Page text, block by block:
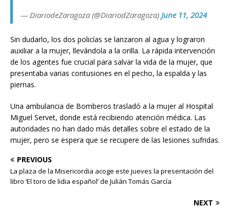
— DiariodeZaragoza (@DiariodZaragoza) June 11, 2024
Sin dudarlo, los dos policías se lanzaron al agua y lograron
auxiliar a la mujer, llevándola a la orilla. La rápida intervención
de los agentes fue crucial para salvar la vida de la mujer, que
presentaba varias contusiones en el pecho, la espalda y las
piernas.
Una ambulancia de Bomberos trasladó a la mujer al Hospital
Miguel Servet, donde está recibiendo atención médica. Las
autoridades no han dado más detalles sobre el estado de la
mujer, pero se espera que se recupere de las lesiones sufridas.
PREVIOUS
La plaza de la Misericordia acoge este jueves la presentación del
libro ‘El toro de lidia español’ de Julián Tomás García
NEXT